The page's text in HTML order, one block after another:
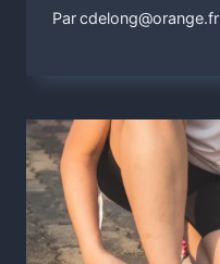
Parcdelong@orange.fr